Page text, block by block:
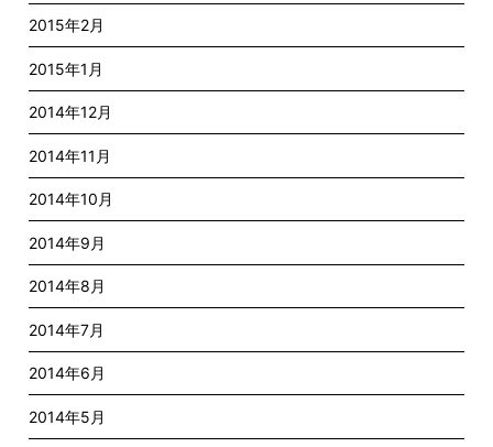
2015年2月
2015年1月
2014年12月
2014年11月
2014年10月
2014年9月
2014年8月
2014年7月
2014年6月
2014年5月